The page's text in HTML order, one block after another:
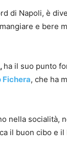
di Napoli, è
e bere
ha il suo punto
Fichera, che ha
nella socialità,
il buon cibo e il